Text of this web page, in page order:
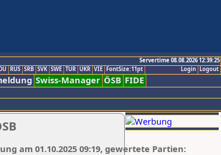
Servertime 08.08.2026 12:39:25
Logout
Login
RUS SRB SVK SWE TUR UKR VIE FontSize:11pt
Swiss-Manager ÖSB FIDE
am 01.10.2025 09:19, gewertete Partien: